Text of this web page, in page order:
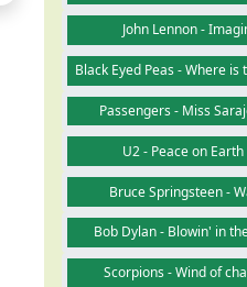
John Lennon -
Black Eyed Peas - Where is
Passengers - Miss
U2 - Peace on Earth
Bruce Springsteen -
Bob Dylan - Blowin' in
Scorpions - Wind of